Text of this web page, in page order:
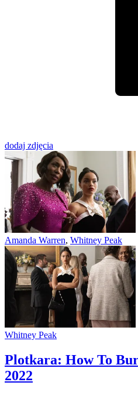
dodaj zdjęcia
Amanda Warren, Whitney Peak
Whitney Peak
Plotkara: How To
2022